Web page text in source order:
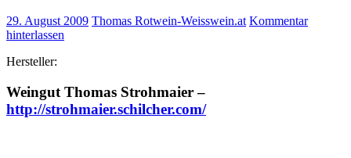
29. August 2009 Thomas Rotwein-Weisswein.at Kommentar
hinterlassen
Hersteller:
Weingut Thomas Strohmaier –
http://strohmaier.schilcher.com/